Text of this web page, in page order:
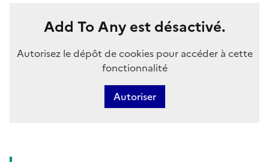
Add To Any est désactivé.
Autorisez le dépôt de cookies pour accéder à cette
fonctionnalité
Autoriser